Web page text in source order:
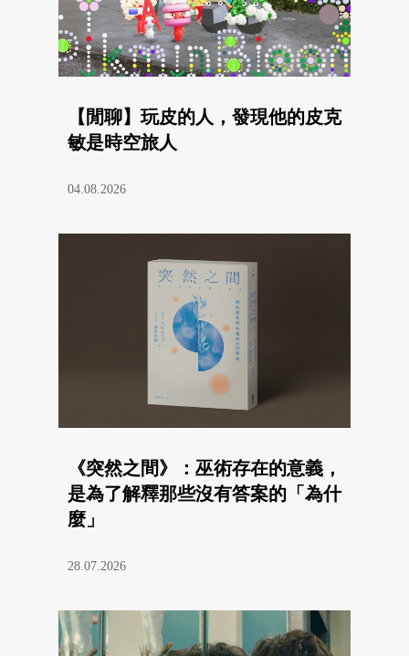
【閒聊】玩皮的人，發現他的皮克
敏是時空旅人
04.08.2026
《突然之間》：巫術存在的意義，
是為了解釋那些沒有答案的「為什
麼」
28.07.2026